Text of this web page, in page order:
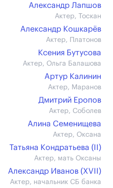
Александр Лапшов
Актер, Тоскан
Александр Кошкарёв
Актер, Платонов
Ксения Бутусова
Актер, Ольга Балашова
Артур Калинин
Актер, Маранов
Дмитрий Еропов
Актер, Соболев
Алина Семенищева
Актер, Оксана
Татьяна Кондратьева (II)
Актер, мать Оксаны
Александр Иванов (XVII)
Актер, начальник СБ банка